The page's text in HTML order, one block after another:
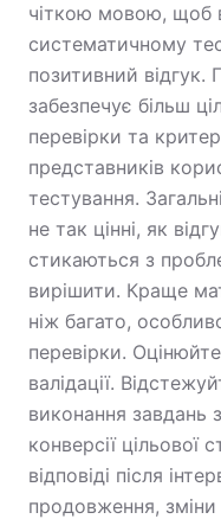
чіткою мовою, щоб
систематичному
позитивний відгук.
забезпечує більш
перевірки та
представників
тестування.
не так цінні, як
стикаються з
вирішити. Краще
ніж багато,
перевірки.
валідації.
виконання завдань
конверсії цільової
відповіді після
продовження,